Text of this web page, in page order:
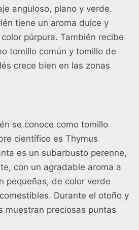
anguloso, plano y verde.
tiene un aroma dulce y
púrpura. También recibe
tomillo común y tomillo de
crece bien en las zonas
se conoce como tomillo
científico es Thymus
es un subarbusto perenne,
con un agradable aroma a
pequeñas, de color verde
Durante el otoño y
muestran preciosas puntas